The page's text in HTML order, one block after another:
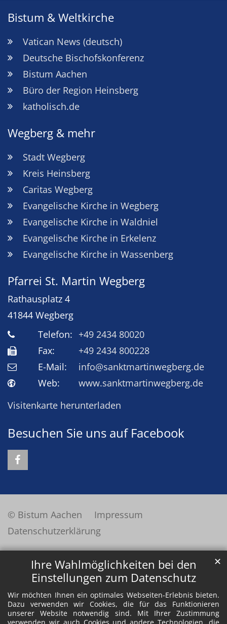
Ihre Wahlmöglichkeiten bei den
Einstellungen zum Datenschutz
Wir möchten Ihnen ein optimales Webseiten-Erlebnis bieten.
Dazu verwenden wir Cookies, die für das Funktionieren
unserer Website notwendig sind. Mit Ihrer Zustimmung
✕
Bistum & Weltkirche
Vatican News (deutsch)
Deutsche Bischofskonferenz
Bistum Aachen
Büro der Region Heinsberg
katholisch.de
Wegberg & mehr
Stadt Wegberg
Kreis Heinsberg
Caritas Wegberg
Evangelische Kirche in Wegberg
Evangelische Kirche in Waldniel
Evangelische Kirche in Erkelenz
Evangelische Kirche in Wassenberg
Pfarrei St. Martin Wegberg
Rathausplatz 4
41844 Wegberg
Telefon: +49 2434 80020
Fax:
+49 2434 800228
E-Mail:
info@sanktmartinwegberg.de
Web:
www.sanktmartinwegberg.de
Visitenkarte herunterladen
Besuchen Sie uns auf Facebook
© Bistum Aachen
Impressum
Datenschutzerklärung